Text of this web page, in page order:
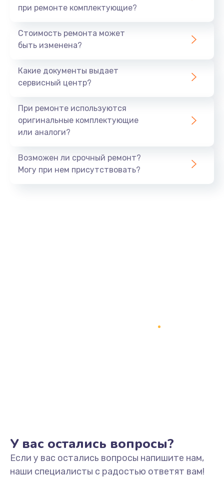
при ремонте комплектующие?
Стоимость ремонта может
быть изменена?
Какие документы выдает
сервисный центр?
При ремонте используются
оригинальные комплектующие
или аналоги?
Возможен ли срочный ремонт?
Могу при нем присутствовать?
У вас остались вопросы?
Если у вас остались вопросы напишите нам,
наши специалисты с радостью ответят вам!